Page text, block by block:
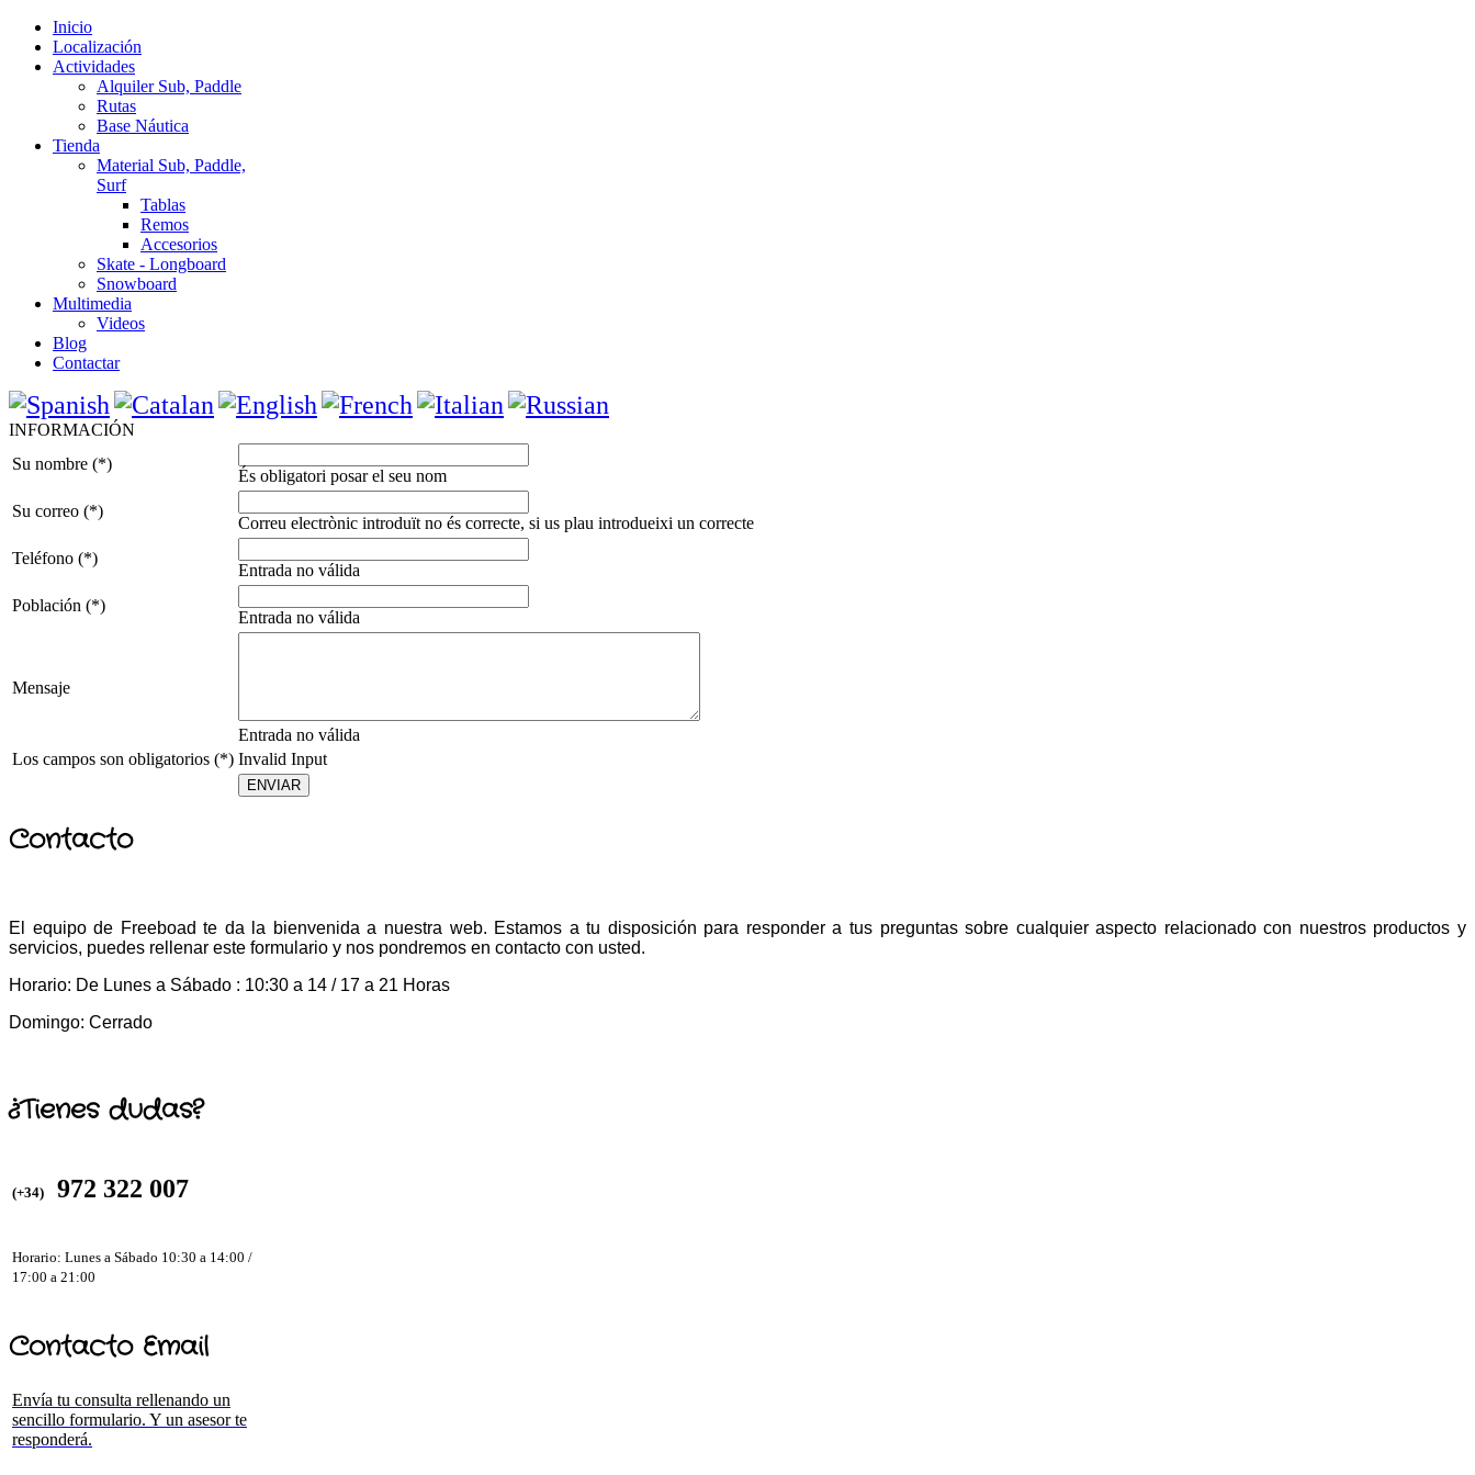
Inicio
Localización
Actividades
Alquiler Sub, Paddle
Rutas
Base Náutica
Tienda
Material Sub, Paddle,
Surf
Tablas
Remos
Accesorios
Skate - Longboard
Snowboard
Multimedia
Videos
Blog
Contactar
INFORMACIÓN
Su nombre (*)
És obligatori posar el seu nom
Su correo (*)
Correu electrònic introduït no és correcte, si us plau introdueixi un correcte
Teléfono (*)
Entrada no válida
Población (*)
Entrada no válida
Mensaje
Entrada no válida
Los campos son obligatorios (*) Invalid Input
Contacto
El equipo de Freeboad te da la bienvenida a nuestra web. Estamos a tu disposición para responder a tus preguntas sobre cualquier aspecto relacionado con nuestros productos y
servicios, puedes rellenar este formulario y nos pondremos en contacto con usted.
Horario: De Lunes a Sábado : 10:30 a 14 / 17 a 21 Horas
Domingo: Cerrado
¿Tienes dudas?
(+34) 972 322 007
Horario: Lunes a Sábado 10:30 a 14:00 /
17:00 a 21:00
Contacto Email
Envía tu consulta rellenando un
sencillo formulario. Y un asesor te
responderá.